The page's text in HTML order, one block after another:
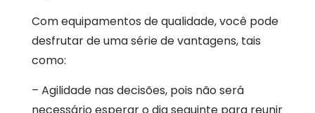
Com equipamentos de qualidade, você pode
desfrutar de uma série de vantagens, tais
como:
– Agilidade nas decisões, pois não será